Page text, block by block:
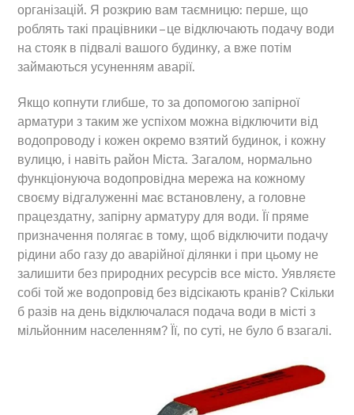
організацій. Я розкрию вам таємницю: перше, що
роблять такі працівники – це відключають подачу води
на стояк в підвалі вашого будинку, а вже потім
займаються усуненням аварії.
Якщо копнути глибше, то за допомогою запірної
арматури з таким же успіхом можна відключити від
водопроводу і кожен окремо взятий будинок, і кожну
вулицю, і навіть район Міста. Загалом, нормально
функціонуюча водопровідна мережа на кожному
своєму відгалуженні має встановлену, а головне
працездатну, запірну арматуру для води. Її пряме
призначення полягає в тому, щоб відключити подачу
рідини або газу до аварійної ділянки і при цьому не
залишити без природних ресурсів все місто. Уявляєте
собі той же водопровід без відсікають кранів? Скільки
б разів на день відключалася подача води в місті з
мільйонним населенням? Її, по суті, не було б взагалі.